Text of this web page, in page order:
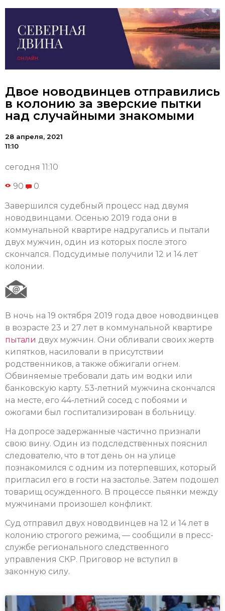
Двое новодвинцев отправились
в колонию за зверские пытки
над случайными знакомыми
28 апреля, 2021
11:10
сегодня 11:10
90 0
Завершился судебный процесс над двумя
новодвинцами. Осенью 2019 года они в
коммунальной квартире надругались и пытали
двух мужчин, один из которых после этого
скончался. Подсудимые получили 12 и 14 лет
колонии.
В ночь на 19 октября 2019 года двое новодвинцев
в возрасте 23 и 27 лет в коммунальной квартире
пытали двух мужчин. Они обливали своих жертв
кипятков, насиловали в присутствии
родственников, а также обжигали огнем.
Обвиняемые требовали дать им водки или
банковскую карту. 53-летний мужчина скончался
на месте, его 44-летний сосед с побоями и
ожогами был госпитализирован в больницу.
На допросе задержанные частично признали
свою вину. Один из подследственных пояснил
следователю, что в тот день он на улице
познакомился с одним из потерпевших, который
пригласил его в гости на застолье. Затем подошел
товарищ осужденного. В процессе пьянки между
мужчинами произошел конфликт.
Суд отправил двух новодвинцев на 12 и 14 лет в
колонию строгого режима, — сообщили в пресс-
службе регионального следственного
управления СКР. Приговор не вступил в
законную силу.